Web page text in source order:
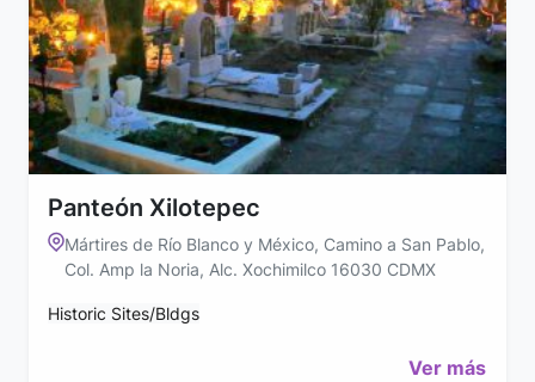
Panteón Xilotepec
Mártires de Río Blanco y México, Camino a San Pablo,
Col. Amp la Noria, Alc. Xochimilco 16030 CDMX
Historic Sites/Bldgs
Ver más